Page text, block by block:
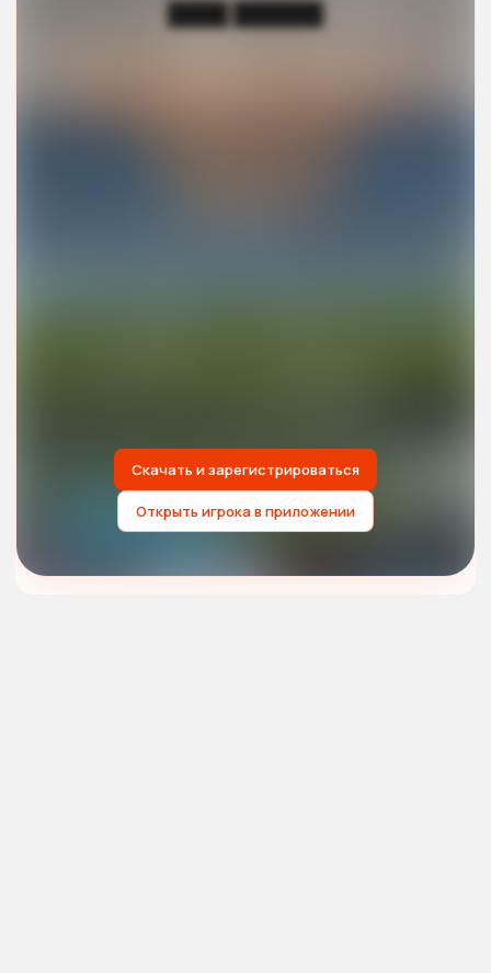
████ ██████
Скачать и зарегистрироваться
Открыть игрока в приложении